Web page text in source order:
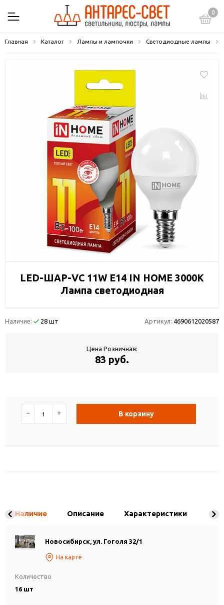
0
Главная Каталог Лампы и лампочки Светодиодные лампы
LED-ШАР-VC 11W Е14 IN HOME 3000К
Лампа светодиодная
Наличие: 28 шт Артикул: 4690612020587
Цена Розничная:
83 руб.
− + В корзину
Наличие Описание Характеристики
Новосибирск, ул. Гоголя 32/1
На карте
Количество
16 шт